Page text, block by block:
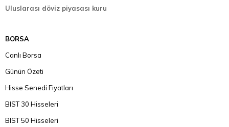
Uluslarası döviz piyasası kuru
BORSA
Canlı Borsa
Günün Özeti
Hisse Senedi Fiyatları
BIST 30 Hisseleri
BIST 50 Hisseleri